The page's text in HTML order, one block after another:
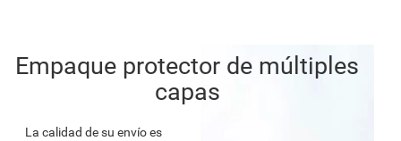
Empaque protector de múltiples
capas
La calidad de su envío es